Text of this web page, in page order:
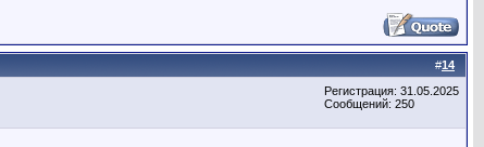
#14
Регистрация: 31.05.2025
Сообщений: 250